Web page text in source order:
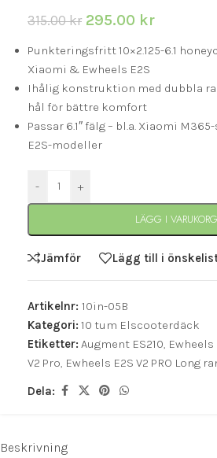
315.00kr 295.00 kr
Punkteringsfritt 10×2.125-6.1
Xiaomi & Ewheels E2S
Ihålig konstruktion med dubbla
hål för bättre komfort
Passar 6.1″ fälg – bl.a. Xiaomi
E2S-modeller
- +
LÄGG I VARUKORG
Jämför Lägg till i
Artikelnr: 10in-05B
Kategori: 10 tum Elscooterdäck
Etiketter: Augment ES210, Ewheels
V2 Pro, Ewheels E2S V2 PRO Long
Dela:
Beskrivning